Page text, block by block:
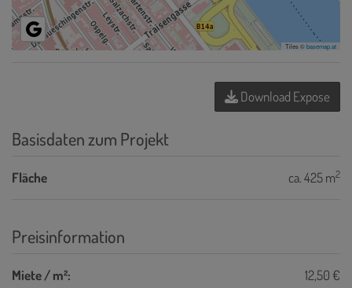
Tiles ©basemap.at
Download Expose
Basisdaten zum Projekt
Fläche ca. 425 m2
Preisinformation
Miete / m²:
12,50 €